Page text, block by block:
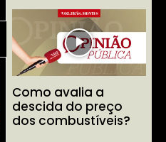
Como avalia a
descida do preço
dos combustíveis?